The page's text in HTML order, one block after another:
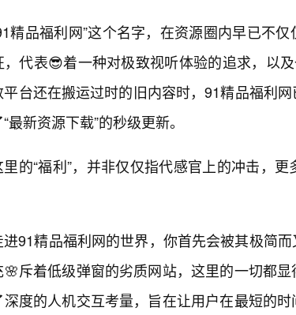
精品福利网”这个名字，在资源圈内早已不
代表😎着一种对极致视听体验的追求，以
台还在搬运过时的旧内容时，91精品福利网
最新资源下载”的秒级更新。
里的“福利”，并非仅仅指代感官上的冲击，
进91精品福利网的世界，你首先会被其极简
🌸斥着低级弹窗的劣质网站，这里的一切都
度的人机交互考量，旨在让用户在最短的